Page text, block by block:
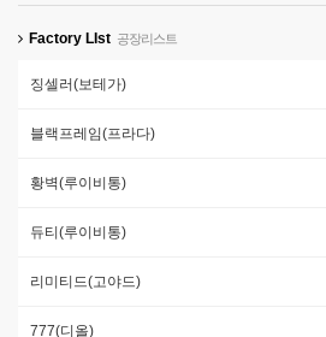
Factory LIst 공장리스트
징셀러(보테가)
블랙프레임(프라다)
황벽(루이비통)
듀티(루이비통)
리미티드(고야드)
777(디올)